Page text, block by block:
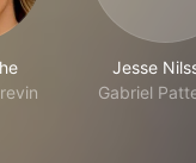
Jesse
Gabriel